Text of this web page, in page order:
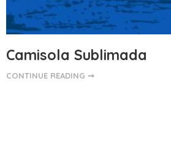
Camisola Sublimada
CONTINUE READING ➞